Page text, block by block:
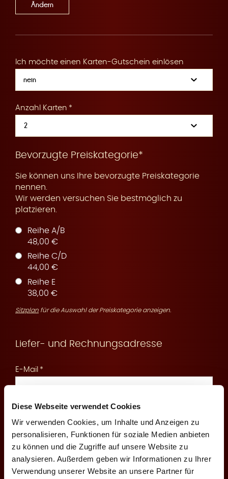
Diese Webseite verwendet Cookies
Wir verwenden Cookies, um Inhalte und Anzeigen zu
personalisieren, Funktionen für soziale Medien anbieten
zu können und die Zugriffe auf unsere Website zu
analysieren. Außerdem geben wir Informationen zu Ihrer
Verwendung unserer Website an unsere Partner für
R
e
s
e
v
Ändern
Ich möchte einen Karten-Gutschein einlösen
Anzahl Karten
Bevorzugte Preiskategorie*
Sie können uns Ihre bevorzugte Preiskategorie
nennen.
Wir werden versuchen Sie bestmöglich zu
platzieren.
Reihe A/B
48,00 €
Reihe C/D
44,00 €
Reihe E
38,00 €
Sitzplan für die Auswahl der Preiskategorie anzeigen.
Liefer- und Rechnungsadresse
E-Mail
An diese E-Mail senden wir Ihnen die Reservierungsbestätigung
Mobilfunknummer